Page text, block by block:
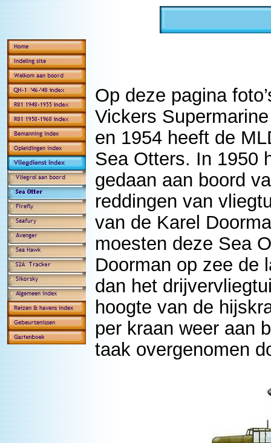
Op deze pagina
Vickers
en 1954 heeft de
Sea Otters. In 1950
gedaan aan boord
reddingen van
van de Karel
moesten deze Sea
Doorman op zee de
dan het
hoogte van de
per kraan weer aan
taak overgenomen